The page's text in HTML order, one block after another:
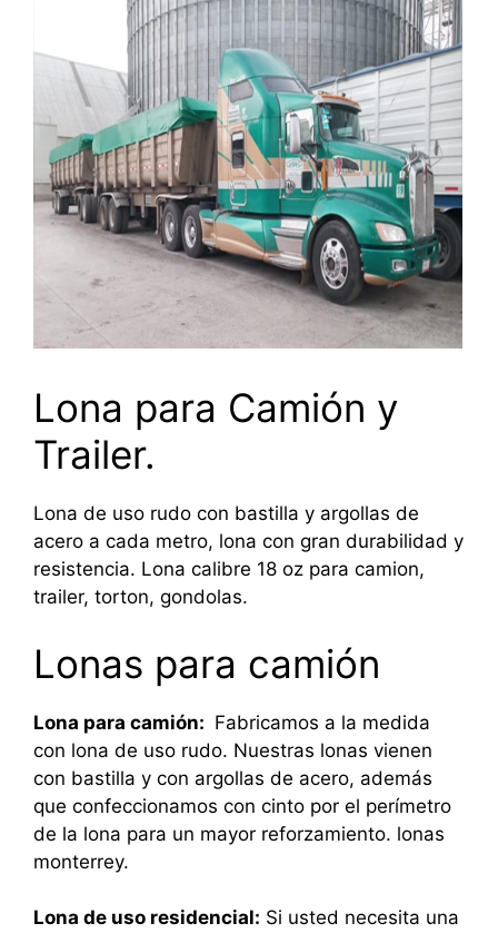
Lona para Camión y
Trailer.
Lona de uso rudo con bastilla y argollas de
acero a cada metro, lona con gran durabilidad y
resistencia. Lona calibre 18 oz para camion,
trailer, torton, gondolas.
Lonas para camión
Lona para camión: Fabricamos a la medida
con lona de uso rudo. Nuestras lonas vienen
con bastilla y con argollas de acero, además
que confeccionamos con cinto por el perímetro
de la lona para un mayor reforzamiento. lonas
monterrey.
Lona de uso residencial: Si usted necesita una